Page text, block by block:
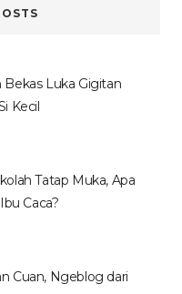
Bekas Luka Gigitan
Kecil
Tatap Muka, Apa
Caca?
Cuan, Ngeblog dari